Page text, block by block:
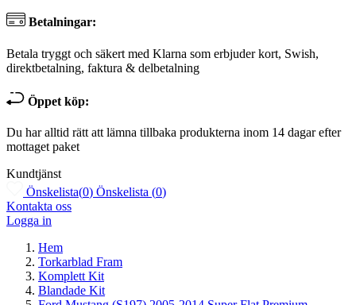
Betalningar:
Betala tryggt och säkert med Klarna som erbjuder kort, Swish,
direktbetalning, faktura & delbetalning
Öppet köp:
Du har alltid rätt att lämna tillbaka produkterna inom 14 dagar efter
mottaget paket
Kundtjänst
Önskelista(0) Önskelista (0)
Kontakta oss
Logga in
Hem
Torkarblad Fram
Komplett Kit
Blandade Kit